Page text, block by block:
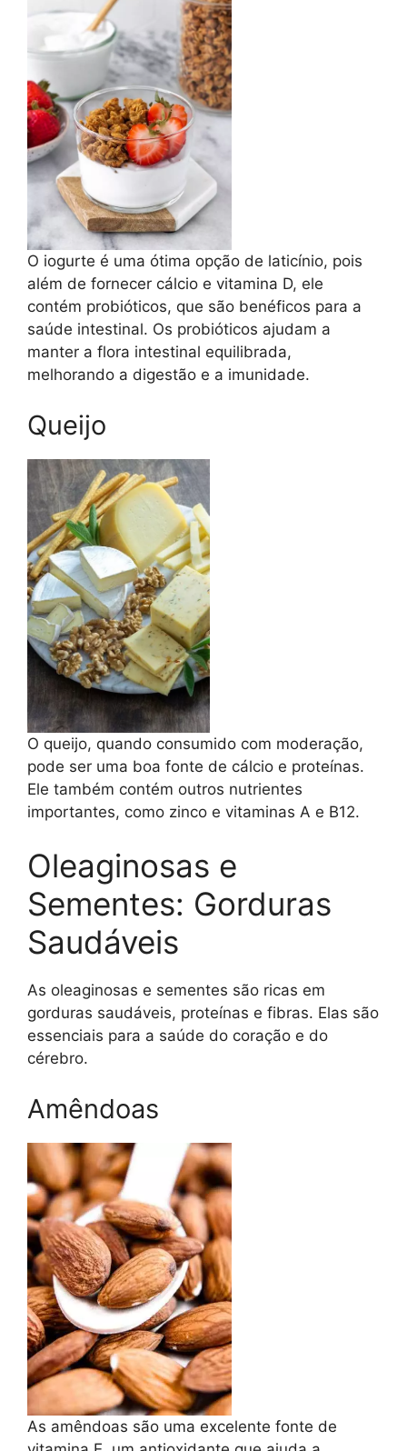
O iogurte é uma ótima opção de laticínio, pois
além de fornecer cálcio e vitamina D, ele
contém probióticos, que são benéficos para a
saúde intestinal. Os probióticos ajudam a
manter a flora intestinal equilibrada,
melhorando a digestão e a imunidade.
Queijo
O queijo, quando consumido com moderação,
pode ser uma boa fonte de cálcio e proteínas.
Ele também contém outros nutrientes
importantes, como zinco e vitaminas A e B12.
Oleaginosas e
Sementes: Gorduras
Saudáveis
As oleaginosas e sementes são ricas em
gorduras saudáveis, proteínas e fibras. Elas são
essenciais para a saúde do coração e do
cérebro.
Amêndoas
As amêndoas são uma excelente fonte de